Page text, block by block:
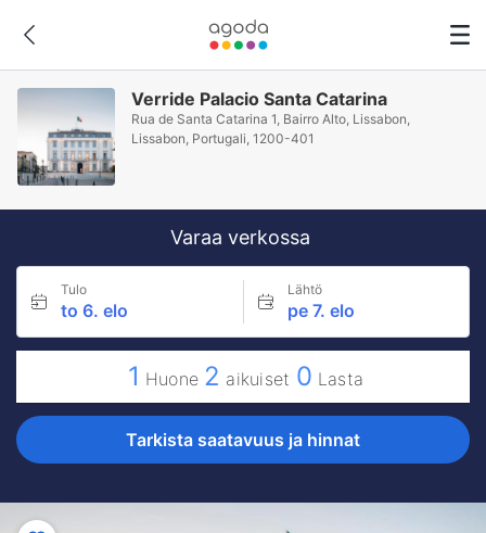
Verride Palacio Santa Catarina
Rua de Santa Catarina 1, Bairro Alto, Lissabon,
Lissabon, Portugali, 1200-401
Varaa verkossa
Tulo
to 6. elo
Lähtö
pe 7. elo
1 Huone 2 aikuiset 0 Lasta
Tarkista saatavuus ja hinnat